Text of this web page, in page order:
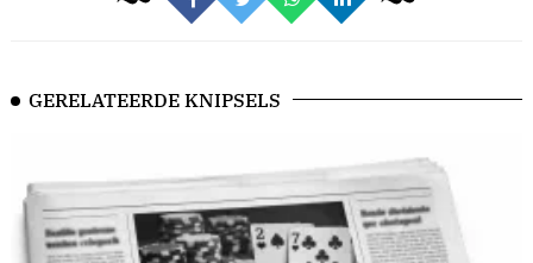
GERELATEERDE KNIPSELS